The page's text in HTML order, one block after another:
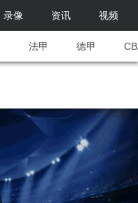
录像 资讯 视频
法甲 德甲